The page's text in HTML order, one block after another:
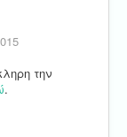
την
.